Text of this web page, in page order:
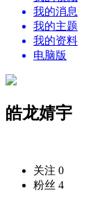
我的消息
我的主题
我的资料
电脑版
皓龙婧宇
关注 0
粉丝 4